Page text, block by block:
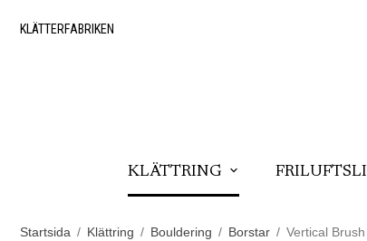
KLÄTTERFABRIKEN
KLÄTTRING
Startsida / Klättring / Bouldering / Borstar / Vertical